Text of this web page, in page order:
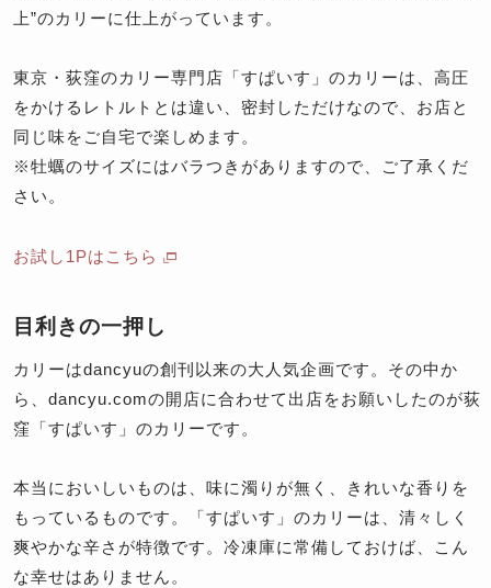
上”のカリーに仕上がっています。
東京・荻窪のカリー専門店「すぱいす」のカリーは、高圧
をかけるレトルトとは違い、密封しただけなので、お店と
同じ味をご自宅で楽しめます。
※牡蠣のサイズにはバラつきがありますので、ご了承くだ
さい。
お試し1Pはこちら
目利きの一押し
カリーはdancyuの創刊以来の大人気企画です。その中か
ら、dancyu.comの開店に合わせて出店をお願いしたのが荻
窪「すぱいす」のカリーです。
本当においしいものは、味に濁りが無く、きれいな香りを
もっているものです。「すぱいす」のカリーは、清々しく
爽やかな辛さが特徴です。冷凍庫に常備しておけば、こん
な幸せはありません。